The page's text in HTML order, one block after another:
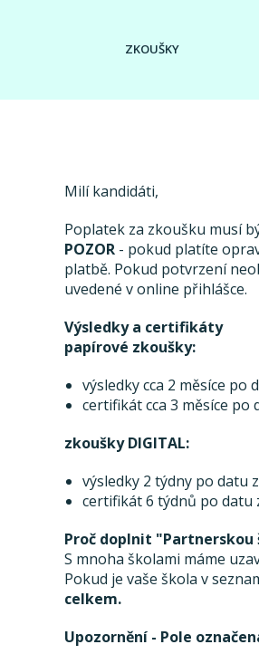
ZKOUŠKY
Milí kandidáti,
Poplatek za zkoušku musí
POZOR- pokud platíte
platbě. Pokud potvrzení
uvedené v online přihlášce.
Výsledky a certifikáty
papírové zkoušky:
výsledky cca 2 měsíce
certifikát cca 3 měsíce po
zkoušky DIGITAL:
výsledky 2 týdny po datu
certifikát 6 týdnů po datu
Proč doplnit "Partnerskou
S mnoha školami máme
Pokud je vaše škola v
celkem.
Upozornění - Pole